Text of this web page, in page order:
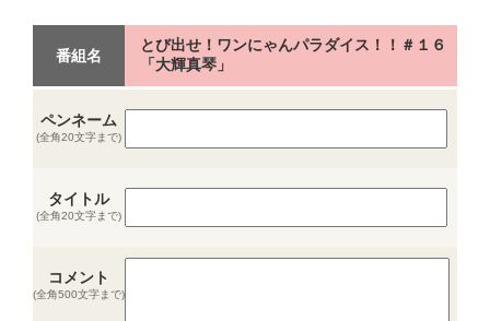
番組名
とび出せ！ワンにゃんパラダイス！！＃１６
「大輝真琴」
ペンネーム
(全角20文字まで)
タイトル
(全角20文字まで)
コメント
(全角500文字まで)